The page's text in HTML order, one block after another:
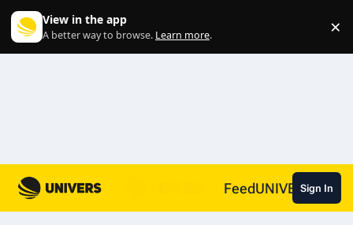
View in the app
A better way to browse. Learn more. ×
FeedUNIVERSSign In